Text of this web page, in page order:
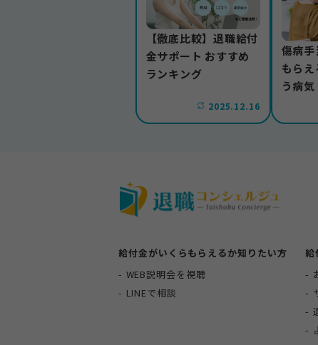
【徹底比較】退職給付
金サポート おすすめ
ランキング
2025.12.16
傷病手
もら
う病
病気
介
給付金がいくらもらえるか知りたい方
WEB説明会を視聴
LINEで相談
給